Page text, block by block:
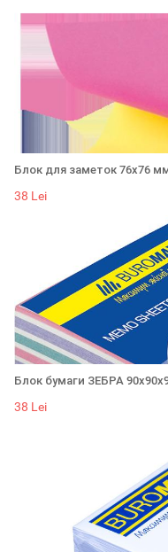
Блок для заметок 76х76
38 Lei
Блок бумаги ЗЕБРА
38 Lei